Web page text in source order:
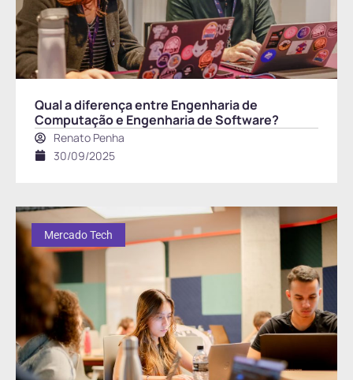
Qual a diferença entre Engenharia de
Computação e Engenharia de Software?
Renato Penha
30/09/2025
Mercado Tech